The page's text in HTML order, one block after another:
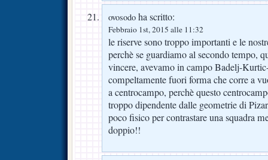
ovosodo ha scritto:
Febbraio 1st, 2015 alle 11:32
le riserve sono troppo importanti e le
perchè se guardiamo al secondo tempo,
vincere, avevamo in campo Badelj-
compeltamente fuori forma che corre a
a centrocampo, perchè questo
troppo dipendente dalle geometrie di
poco fisico per contrastare una squadra
doppio!!